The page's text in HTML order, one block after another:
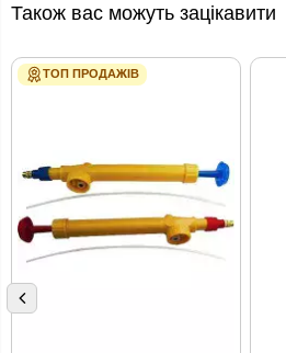
Також вас можуть зацікавити
ТОП ПРОДАЖІВ